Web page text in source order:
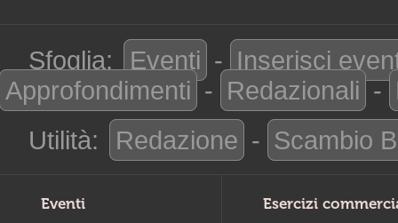
Sfoglia: Eventi - Inserisci
Approfondimenti - Redazionali -
Utilità:
Redazione - Scambio
Eventi Esercizi